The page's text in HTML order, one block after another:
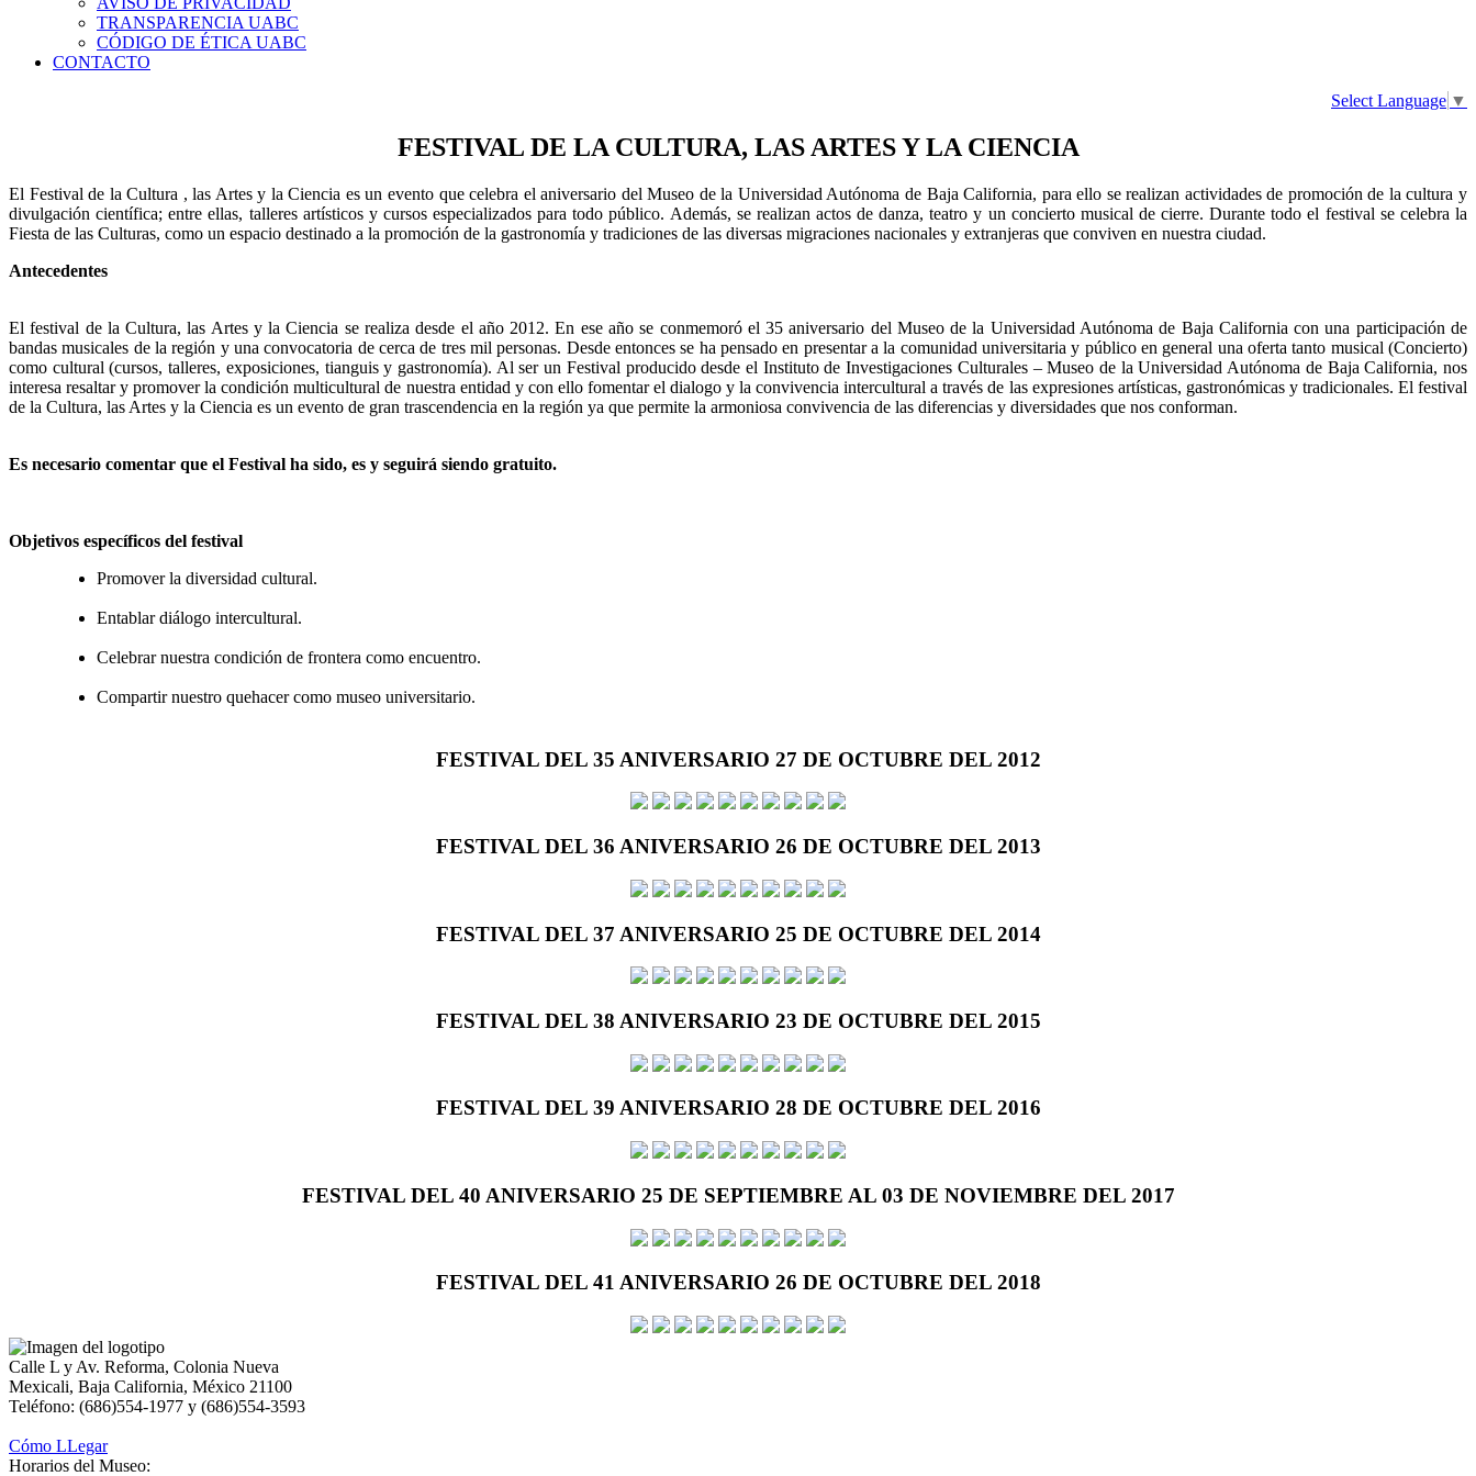
TRANSPARENCIA UABC
CÓDIGO DE ÉTICA UABC
CONTACTO
Select Language ▼
FESTIVAL DE LA CULTURA, LAS ARTES Y LA CIENCIA
El Festival de la Cultura , las Artes y la Ciencia es un evento que celebra el aniversario del Museo de la Universidad Autónoma de Baja California, para ello se realizan actividades de promoción de la cultura y
divulgación científica; entre ellas, talleres artísticos y cursos especializados para todo público. Además, se realizan actos de danza, teatro y un concierto musical de cierre. Durante todo el festival se celebra la
Fiesta de las Culturas, como un espacio destinado a la promoción de la gastronomía y tradiciones de las diversas migraciones nacionales y extranjeras que conviven en nuestra ciudad.
Antecedentes
El festival de la Cultura, las Artes y la Ciencia se realiza desde el año 2012. En ese año se conmemoró el 35 aniversario del Museo de la Universidad Autónoma de Baja California con una participación de
bandas musicales de la región y una convocatoria de cerca de tres mil personas. Desde entonces se ha pensado en presentar a la comunidad universitaria y público en general una oferta tanto musical (Concierto)
como cultural (cursos, talleres, exposiciones, tianguis y gastronomía). Al ser un Festival producido desde el Instituto de Investigaciones Culturales – Museo de la Universidad Autónoma de Baja California, nos
interesa resaltar y promover la condición multicultural de nuestra entidad y con ello fomentar el dialogo y la convivencia intercultural a través de las expresiones artísticas, gastronómicas y tradicionales. El festival
de la Cultura, las Artes y la Ciencia es un evento de gran trascendencia en la región ya que permite la armoniosa convivencia de las diferencias y diversidades que nos conforman.
Es necesario comentar que el Festival ha sido, es y seguirá siendo gratuito.
Objetivos específicos del festival
Promover la diversidad cultural.
Entablar diálogo intercultural.
Celebrar nuestra condición de frontera como encuentro.
Compartir nuestro quehacer como museo universitario.
FESTIVAL DEL 35 ANIVERSARIO 27 DE OCTUBRE DEL 2012
FESTIVAL DEL 36 ANIVERSARIO 26 DE OCTUBRE DEL 2013
FESTIVAL DEL 37 ANIVERSARIO 25 DE OCTUBRE DEL 2014
FESTIVAL DEL 38 ANIVERSARIO 23 DE OCTUBRE DEL 2015
FESTIVAL DEL 39 ANIVERSARIO 28 DE OCTUBRE DEL 2016
FESTIVAL DEL 40 ANIVERSARIO 25 DE SEPTIEMBRE AL 03 DE NOVIEMBRE DEL 2017
FESTIVAL DEL 41 ANIVERSARIO 26 DE OCTUBRE DEL 2018
Calle L y Av. Reforma, Colonia Nueva
Mexicali, Baja California, México 21100
Teléfono: (686)554-1977 y (686)554-3593
Cómo LLegar
Horarios del Museo: